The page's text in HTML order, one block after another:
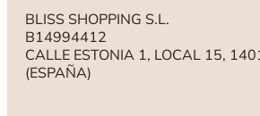
BLISS SHOPPING S.L.
B14994412
CALLE ESTONIA 1, LOCAL 15,
(ESPAÑA)